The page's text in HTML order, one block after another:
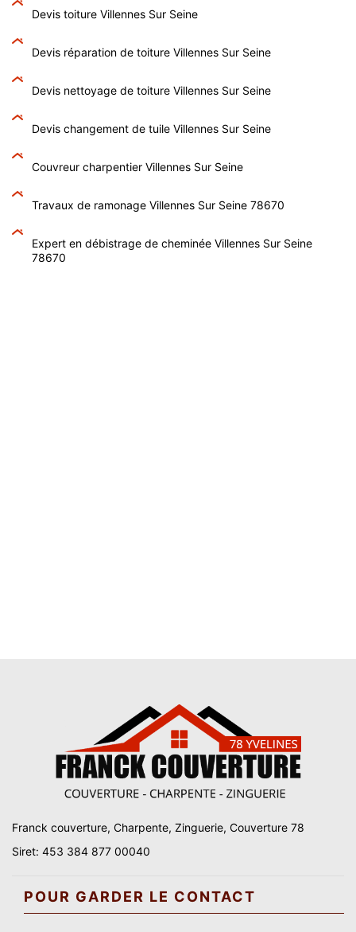
Devis toiture Villennes Sur Seine
Devis réparation de toiture Villennes Sur Seine
Devis nettoyage de toiture Villennes Sur Seine
Devis changement de tuile Villennes Sur Seine
Couvreur charpentier Villennes Sur Seine
Travaux de ramonage Villennes Sur Seine 78670
Expert en débistrage de cheminée Villennes Sur Seine
78670
Franck couverture, Charpente, Zinguerie, Couverture 78
Siret: 453 384 877 00040
POUR GARDER LE CONTACT